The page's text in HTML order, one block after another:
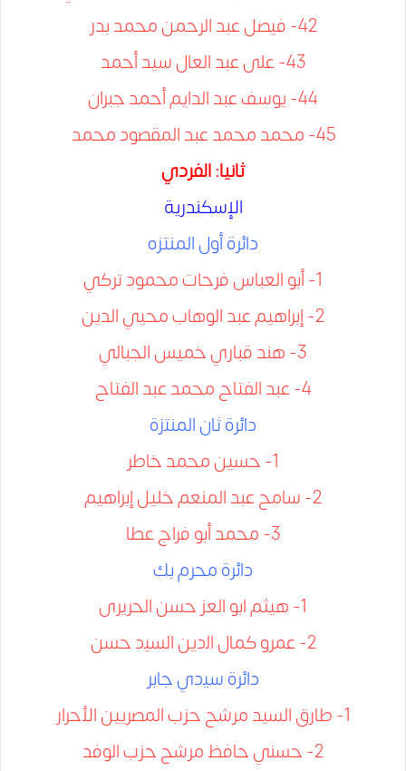
42- فيصل عبد الرحمن محمد بدر
43- على عبد العال سيد أحمد
44- يوسف عبد الدايم أحمد جبران
45- محمد محمد عبد المقصود محمد
ثانيا: الفردي
الإسكندرية
داﺋﺮة أول اﻟﻤﻨﺘﺰه
1- أبو العباس فرحات محمود تركي
2- إبراهيم عبد الوهاب محيي الدين
3- هند قباري خميس الجبالي
4- عبد الفتاح محمد عبد الفتاح
داﺋﺮة ﺛﺎن اﻟﻤﻨﺘزة
1- حسين محمد خاطر
2- سامح عبد المنعم خليل إبراهيم
3- محمد أبو فراج عطا
داﺋﺮة محرم بك
1- ھﯿﺜﻢ اﺑﻮ اﻟﻌﺰ ﺣﺴﻦ اﻟﺤﺮﯾﺮى
2- ﻋﻤﺮو ﻛﻤﺎل اﻟدين اﻟﺴﯿد ﺣﺴﻦ
داﺋﺮة ﺳﯿدي ﺟﺎﺑﺮ
1- طارق السيد مرشح حزب المصريين الأحرار
2- حسني حافظ مرشح حزب الوفد